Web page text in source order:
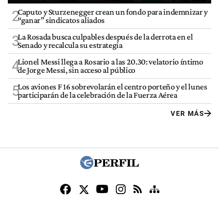
2Caputo y Sturzenegger crean un fondo para indemnizar y
“ganar” sindicatos aliados
3La Rosada busca culpables después de la derrota en el
Senado y recalcula su estrategia
4Lionel Messi llega a Rosario a las 20.30: velatorio íntimo
de Jorge Messi, sin acceso al público
5Los aviones F 16 sobrevolarán el centro porteño y el lunes
participarán de la celebración de la Fuerza Aérea
VER MÁS